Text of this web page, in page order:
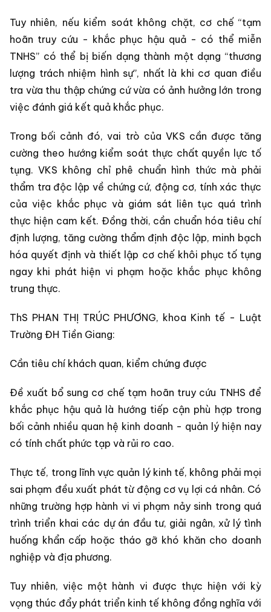
Tuy nhiên, nếu kiểm soát không chặt, cơ chế “tạm
hoãn truy cứu - khắc phục hậu quả - có thể miễn
TNHS” có thể bị biến dạng thành một dạng “thương
lượng trách nhiệm hình sự”, nhất là khi cơ quan điều
tra vừa thu thập chứng cứ vừa có ảnh hưởng lớn trong
việc đánh giá kết quả khắc phục.
Trong bối cảnh đó, vai trò của VKS cần được tăng
cường theo hướng kiểm soát thực chất quyền lực tố
tụng. VKS không chỉ phê chuẩn hình thức mà phải
thẩm tra độc lập về chứng cứ, động cơ, tính xác thực
của việc khắc phục và giám sát liên tục quá trình
thực hiện cam kết. Đồng thời, cần chuẩn hóa tiêu chí
định lượng, tăng cường thẩm định độc lập, minh bạch
hóa quyết định và thiết lập cơ chế khôi phục tố tụng
ngay khi phát hiện vi phạm hoặc khắc phục không
trung thực.
ThS PHAN THỊ TRÚC PHƯƠNG, khoa Kinh tế - Luật
Trường ĐH Tiền Giang:
Cần tiêu chí khách quan, kiểm chứng được
Đề xuất bổ sung cơ chế tạm hoãn truy cứu TNHS để
khắc phục hậu quả là hướng tiếp cận phù hợp trong
bối cảnh nhiều quan hệ kinh doanh - quản lý hiện nay
có tính chất phức tạp và rủi ro cao.
Thực tế, trong lĩnh vực quản lý kinh tế, không phải mọi
sai phạm đều xuất phát từ động cơ vụ lợi cá nhân. Có
những trường hợp hành vi vi phạm nảy sinh trong quá
trình triển khai các dự án đầu tư, giải ngân, xử lý tình
huống khẩn cấp hoặc tháo gỡ khó khăn cho doanh
nghiệp và địa phương.
Tuy nhiên, việc một hành vi được thực hiện với kỳ
vọng thúc đẩy phát triển kinh tế không đồng nghĩa với